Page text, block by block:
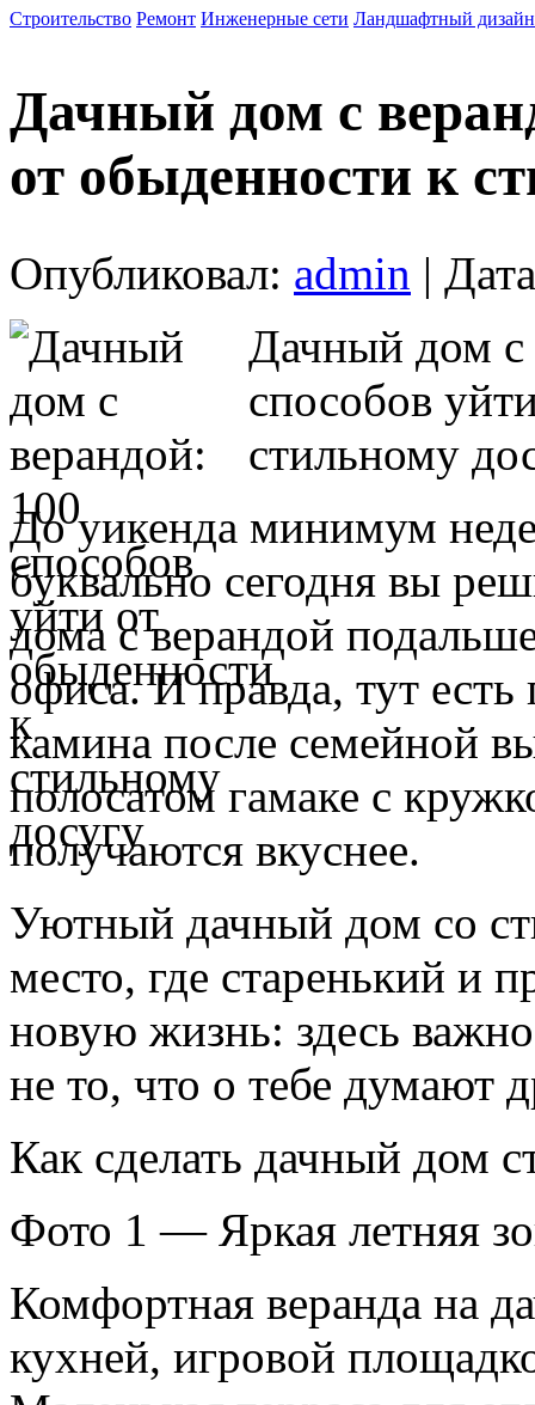
Строительство Ремонт Инженерные сети Ландшафтный дизайн
Дачный дом с
от обыденности к
Опубликовал: admin |
Дачный дом с
способов
стильному
До уикенда минимум
буквально сегодня вы
дома с верандой
офиса. И правда, тут есть
камина после семейной
полосатом гамаке с
получаются вкуснее.
Уютный дачный дом со
место, где старенький и
новую жизнь: здесь
не то, что о тебе думают
Как сделать дачный дом
Фото 1 — Яркая летняя
Комфортная веранда на
кухней, игровой